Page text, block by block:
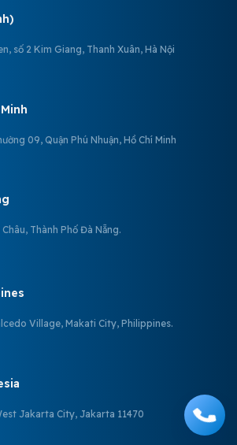
số 2 Kim Giang, Thanh Xuân, Hà Nội
09, Quận Phú Nhuận, Hồ Chí Minh
Thành Phố Đà Nẵng.
Village, Makati City, Philippines.
Jakarta City, Jakarta 11470